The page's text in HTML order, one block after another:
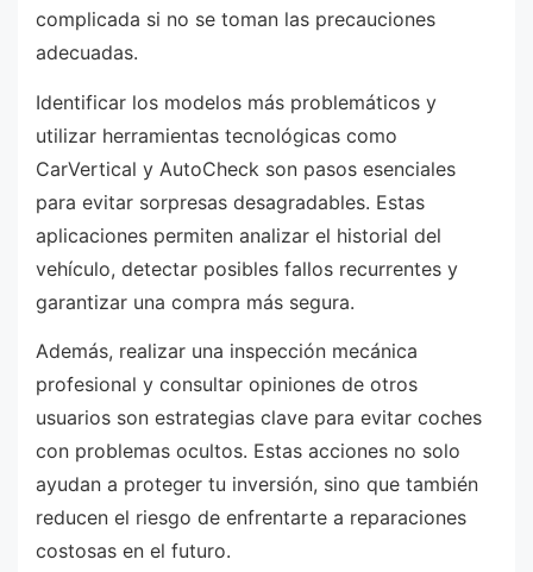
complicada si no se toman las precauciones
adecuadas.
Identificar los modelos más problemáticos y
utilizar herramientas tecnológicas como
CarVertical y AutoCheck son pasos esenciales
para evitar sorpresas desagradables. Estas
aplicaciones permiten analizar el historial del
vehículo, detectar posibles fallos recurrentes y
garantizar una compra más segura.
Además, realizar una inspección mecánica
profesional y consultar opiniones de otros
usuarios son estrategias clave para evitar coches
con problemas ocultos. Estas acciones no solo
ayudan a proteger tu inversión, sino que también
reducen el riesgo de enfrentarte a reparaciones
costosas en el futuro.